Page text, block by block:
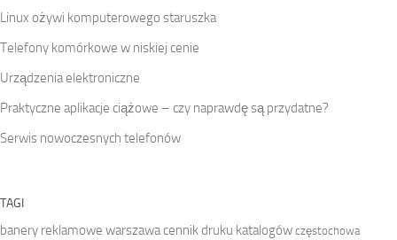
Linux ożywi komputerowego staruszka
Telefony komórkowe w niskiej cenie
Urządzenia elektroniczne
Praktyczne aplikacje ciążowe – czy naprawdę są przydatne?
Serwis nowoczesnych telefonów
TAGI
banery reklamowe warszawacennik druku katalogów częstochowa